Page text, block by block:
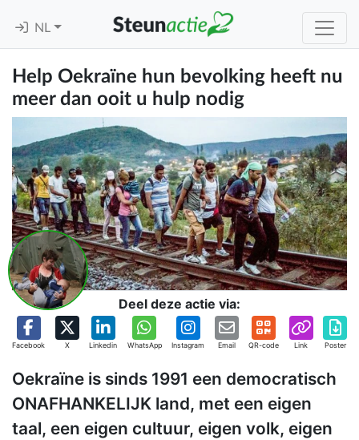
NL
Help Oekraïne hun bevolking heeft nu
meer dan ooit u hulp nodig
Deel deze actie via:
Facebook X Linkedin WhatsApp Instagram Email QR-code Link Poster
Oekraïne is sinds 1991 een democratisch
ONAFHANKELIJK land, met een eigen
taal, een eigen cultuur, eigen volk, eigen